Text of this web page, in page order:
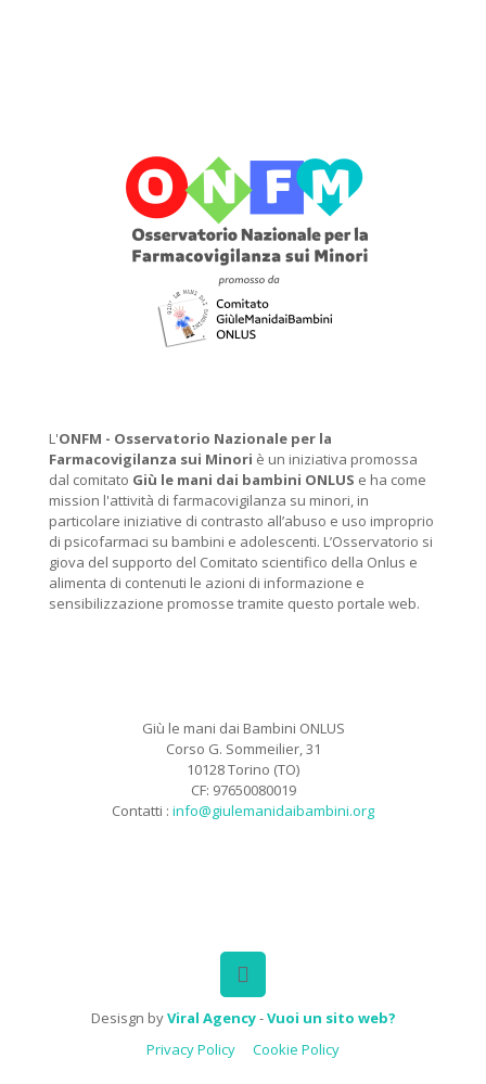
L'ONFM - Osservatorio Nazionale per la
Farmacovigilanza sui Minori è un iniziativa promossa
dal comitato Giù le mani dai bambini ONLUS e ha come
mission l'attività di farmacovigilanza su minori, in
particolare iniziative di contrasto all’abuso e uso improprio
di psicofarmaci su bambini e adolescenti. L’Osservatorio si
giova del supporto del Comitato scientifico della Onlus e
alimenta di contenuti le azioni di informazione e
sensibilizzazione promosse tramite questo portale web.
Giù le mani dai Bambini ONLUS
Corso G. Sommeilier, 31
10128 Torino (TO)
CF: 97650080019
Contatti : info@giulemanidaibambini.org
Desisgn byViral Agency-Vuoi un sito web?
Privacy Policy
Cookie Policy